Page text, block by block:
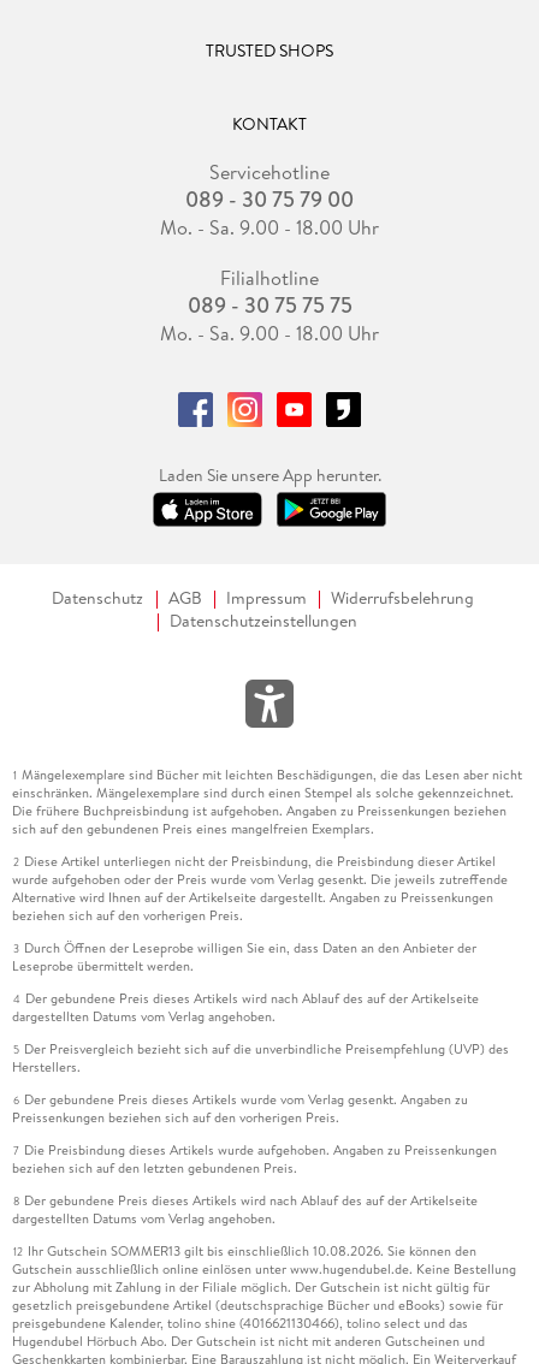
TRUSTED SHOPS
KONTAKT
Servicehotline
089 - 30 75 79 00
Mo. - Sa. 9.00 - 18.00 Uhr
Filialhotline
089 - 30 75 75 75
Mo. - Sa. 9.00 - 18.00 Uhr
Laden Sie unsere App herunter.
Datenschutz AGB Impressum
Widerrufsbelehrung
Datenschutzeinstellungen
1 Mängelexemplare sind Bücher mit leichten Beschädigungen, die das Lesen aber nicht
einschränken. Mängelexemplare sind durch einen Stempel als solche gekennzeichnet.
Die frühere Buchpreisbindung ist aufgehoben. Angaben zu Preissenkungen beziehen
sich auf den gebundenen Preis eines mangelfreien Exemplars.
2 Diese Artikel unterliegen nicht der Preisbindung, die Preisbindung dieser Artikel
wurde aufgehoben oder der Preis wurde vom Verlag gesenkt. Die jeweils zutreffende
Alternative wird Ihnen auf der Artikelseite dargestellt. Angaben zu Preissenkungen
beziehen sich auf den vorherigen Preis.
3 Durch Öffnen der Leseprobe willigen Sie ein, dass Daten an den Anbieter der
Leseprobe übermittelt werden.
4 Der gebundene Preis dieses Artikels wird nach Ablauf des auf der Artikelseite
dargestellten Datums vom Verlag angehoben.
5 Der Preisvergleich bezieht sich auf die unverbindliche Preisempfehlung (UVP) des
Herstellers.
6 Der gebundene Preis dieses Artikels wurde vom Verlag gesenkt. Angaben zu
Preissenkungen beziehen sich auf den vorherigen Preis.
7 Die Preisbindung dieses Artikels wurde aufgehoben. Angaben zu Preissenkungen
beziehen sich auf den letzten gebundenen Preis.
8 Der gebundene Preis dieses Artikels wird nach Ablauf des auf der Artikelseite
dargestellten Datums vom Verlag angehoben.
12 Ihr Gutschein SOMMER13 gilt bis einschließlich 10.08.2026. Sie können den
Gutschein ausschließlich online einlösen unter www.hugendubel.de. Keine Bestellung
zur Abholung mit Zahlung in der Filiale möglich. Der Gutschein ist nicht gültig für
gesetzlich preisgebundene Artikel (deutschsprachige Bücher und eBooks) sowie für
preisgebundene Kalender, tolino shine (4016621130466), tolino select und das
Hugendubel Hörbuch Abo. Der Gutschein ist nicht mit anderen Gutscheinen und
Geschenkkarten kombinierbar. Eine Barauszahlung ist nicht möglich. Ein Weiterverkauf